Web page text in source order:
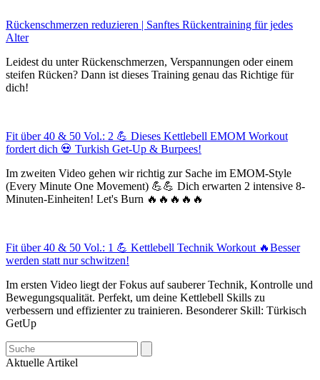
Rückenschmerzen reduzieren | Sanftes Rückentraining für jedes
Alter
Leidest du unter Rückenschmerzen, Verspannungen oder einem
steifen Rücken? Dann ist dieses Training genau das Richtige für
dich!
Fit über 40 & 50 Vol.: 2 💪 Dieses Kettlebell EMOM Workout
fordert dich 💀 Turkish Get-Up & Burpees!
Im zweiten Video gehen wir richtig zur Sache im EMOM-Style
(Every Minute One Movement) 💪💪 Dich erwarten 2 intensive 8-
Minuten-Einheiten! Let's Burn 🔥🔥🔥🔥🔥
Fit über 40 & 50 Vol.: 1 💪 Kettlebell Technik Workout 🔥Besser
werden statt nur schwitzen!
Im ersten Video liegt der Fokus auf sauberer Technik, Kontrolle und
Bewegungsqualität. Perfekt, um deine Kettlebell Skills zu
verbessern und effizienter zu trainieren. Besonderer Skill: Türkisch
GetUp
Search
Aktuelle Artikel